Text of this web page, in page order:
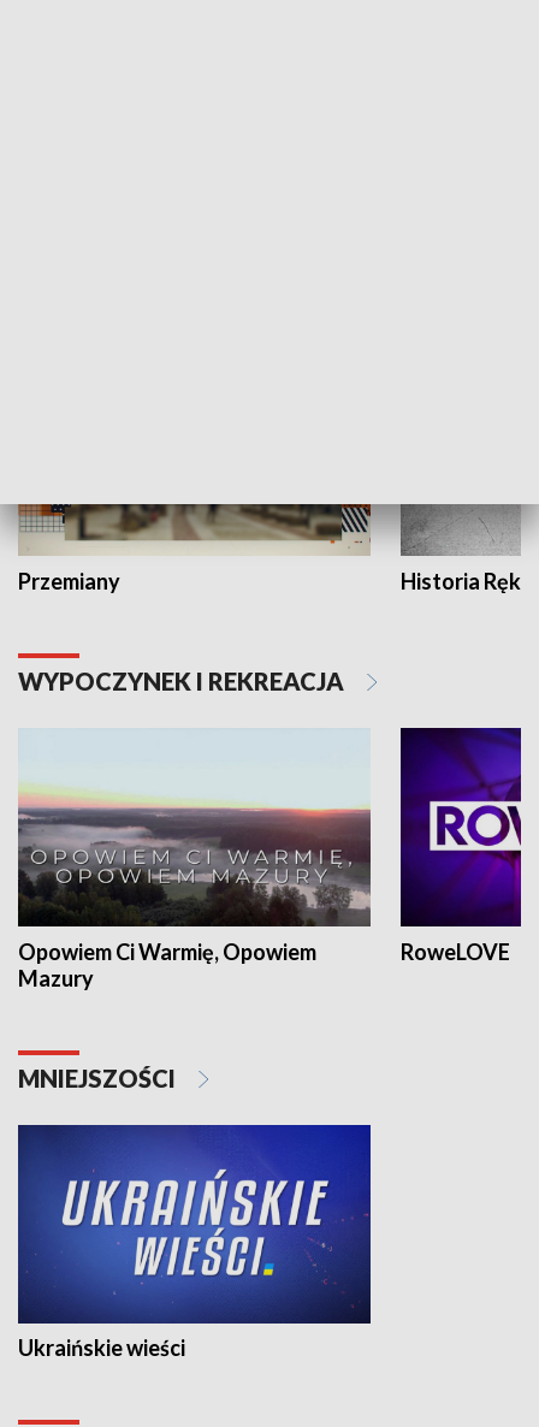
Przemiany Historia Ręką
WYPOCZYNEK I REKREACJA
Opowiem Ci Warmię, Opowiem
Mazury
RoweLOVE
MNIEJSZOŚCI
Ukraińskie wieści